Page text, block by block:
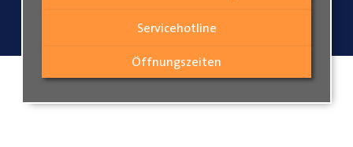
Servicehotline
Öffnungszeiten